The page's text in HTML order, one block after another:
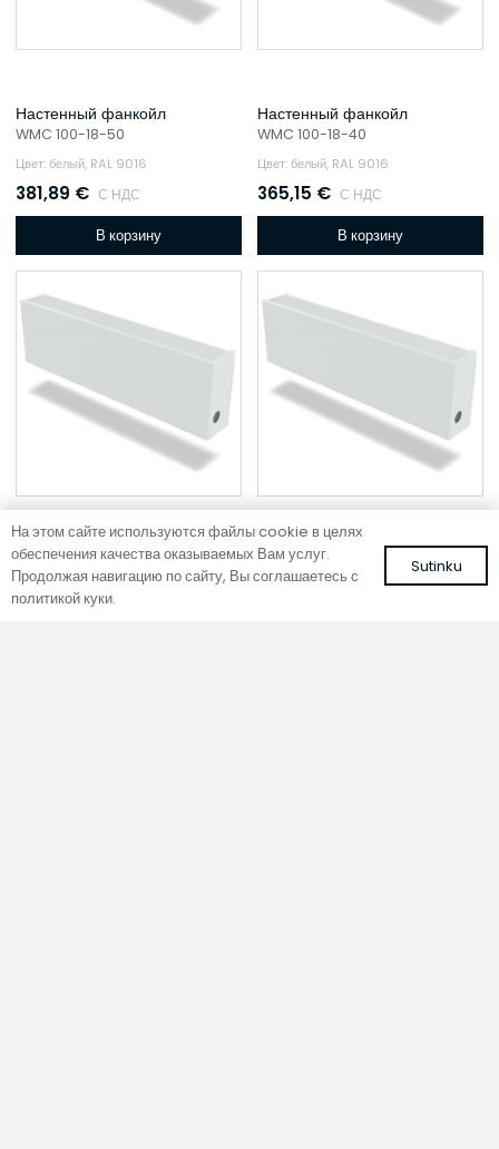
Настенный фанкойл
WMC 100-18-50
Цвет: белый, RAL 9016
381,89 € С НДС
В корзину
Настенный фанкойл
WMC 100-18-40
Цвет: белый, RAL 9016
365,15 € С НДС
В корзину
Настенный фанкойл
WMC 100-18-30
Цвет: белый, RAL 9016
Настенный фанкойл
WMC 100-13-60
На этом сайте используются файлы cookie в целях
обеспечения качества оказываемых Вам услуг.
Продолжая навигацию по сайту, Вы соглашаетесь с
политикой куки.
Sutinku